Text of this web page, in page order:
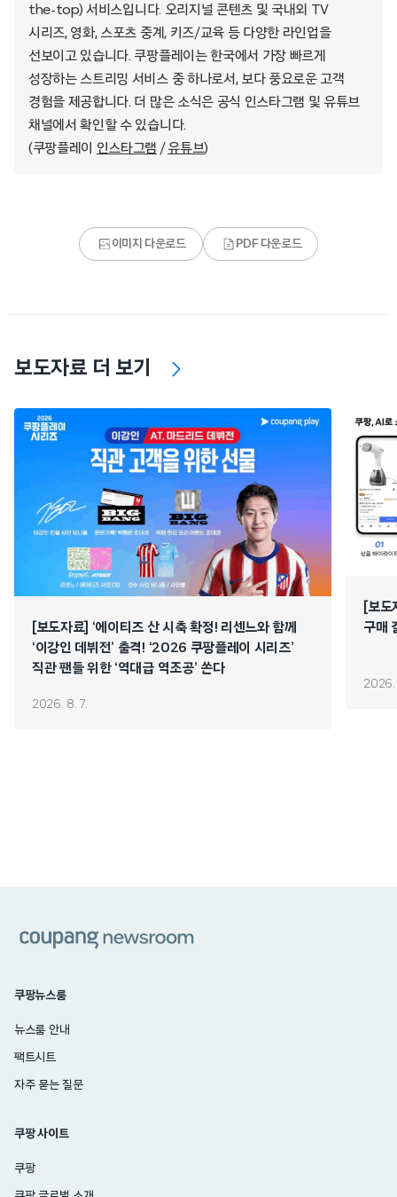
the-top) 서비스입니다. 오리지널 콘텐츠 및 국내외 TV
시리즈, 영화, 스포츠 중계, 키즈/교육 등 다양한 라인업을
선보이고 있습니다. 쿠팡플레이는 한국에서 가장 빠르게
성장하는 스트리밍 서비스 중 하나로서, 보다 풍요로운 고객
경험을 제공합니다. 더 많은 소식은 공식 인스타그램 및 유튜브
채널에서 확인할 수 있습니다.
(쿠팡플레이 인스타그램 /유튜브)
이미지 다운로드 PDF 다운로드
보도자료 더 보기
[보도자료] ‘에이티즈 산 시축 확정! 리센느와 함께
‘이강인 데뷔전’ 출격! ‘2026 쿠팡플레이 시리즈’
직관 팬들 위한 ‘역대급 역조공’ 쏜다
2026. 8. 7.
[보
구매
2026.
쿠팡뉴스룸
뉴스룸 안내
팩트시트
자주 묻는 질문
쿠팡 사이트
쿠팡